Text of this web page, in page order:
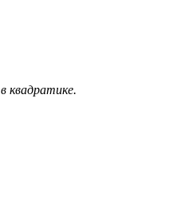
в квадратике.